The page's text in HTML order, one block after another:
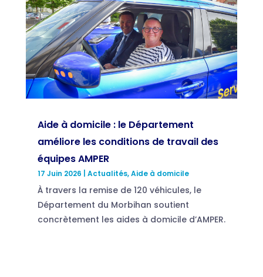
Aide à domicile : le Département
améliore les conditions de travail des
équipes AMPER
17 Juin 2026 Actualités,Aide à domicile
À travers la remise de 120 véhicules, le
Département du Morbihan soutient
concrètement les aides à domicile d’AMPER.